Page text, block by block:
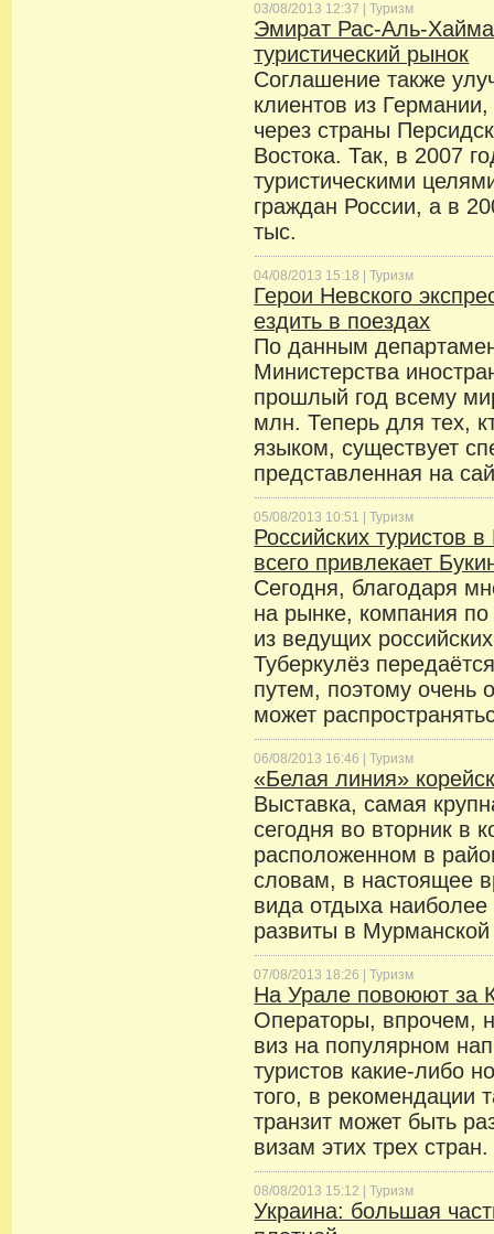
03/08/2013 12:37 |Туризм
Эмират Рас-Аль-
туристический рынок
Соглашение также
клиентов из
через страны
Востока. Так, в 2007
туристическими
граждан России, а в
тыс.
04/08/2013 15:18 |Туризм
Герои Невского
ездить в поездах
По данным
Министерства
прошлый год всему
млн. Теперь для тех,
языком, существует
представленная на
05/08/2013 10:51 |Туризм
Российских туристов
всего привлекает
Сегодня, благодаря
на рынке, компания
из ведущих
Туберкулёз
путем, поэтому очень
может
06/08/2013 16:46 |Туризм
«Белая линия»
Выставка, самая
сегодня во вторник в
расположенном в
словам, в настоящее
вида отдыха
развиты в Мурманской
07/08/2013 18:26 |Туризм
На Урале повоюют за
Операторы, впрочем,
виз на популярном
туристов какие-либо
того, в рекомендации
транзит может быть
визам этих трех стран.
08/08/2013 15:12 |Туризм
Украина: большая